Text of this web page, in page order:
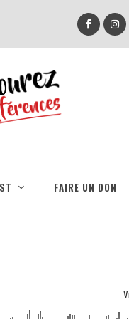
FAIRE UN DON